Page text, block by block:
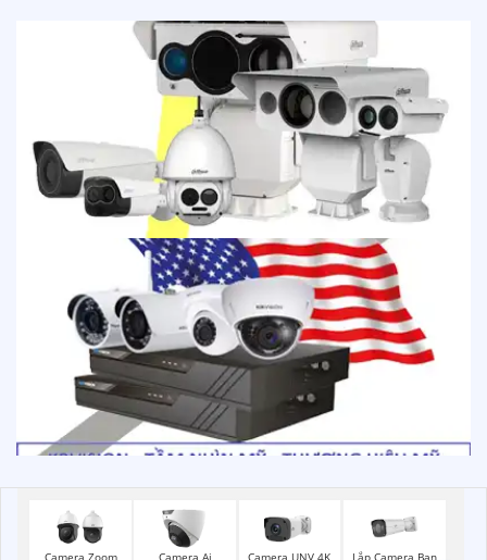
Camera Zoom
Camera Ai
Camera UNV 4K
Lắp Camera Ban